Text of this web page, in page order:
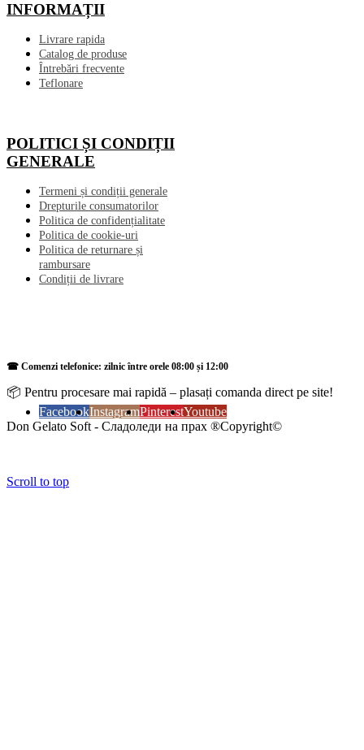
INFORMAȚII
Livrare rapida
Catalog de produse
Întrebări frecvente
Teflonare
POLITICI ȘI CONDIȚII
GENERALE
Termeni și condiții generale
Drepturile consumatorilor
Politica de confidențialitate
Politica de cookie-uri
Politica de returnare și
rambursare
Condiții de livrare
☎ Comenzi telefonice: zilnic între orele 08:00 și 12:00
📦 Pentru procesare mai rapidă – plasați comanda direct pe site!
FacebookInstagramPinterestYoutube
Don Gelato Soft - Сладоледи на прах ®Copyright©
Scroll to top